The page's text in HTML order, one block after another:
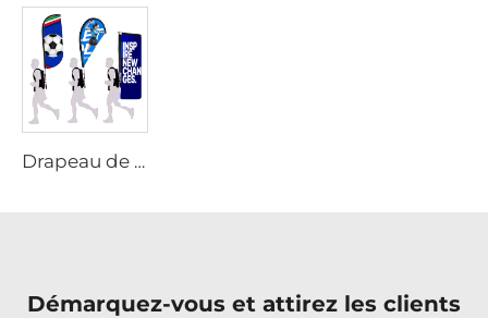
Drapeau de sac à dos portable à la mode
Démarquez-vous et attirez les clients